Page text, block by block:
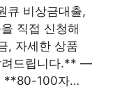
비상금대출,
직접 신청해
, 자세한 상품
려드립니다.** —
**80-100자…